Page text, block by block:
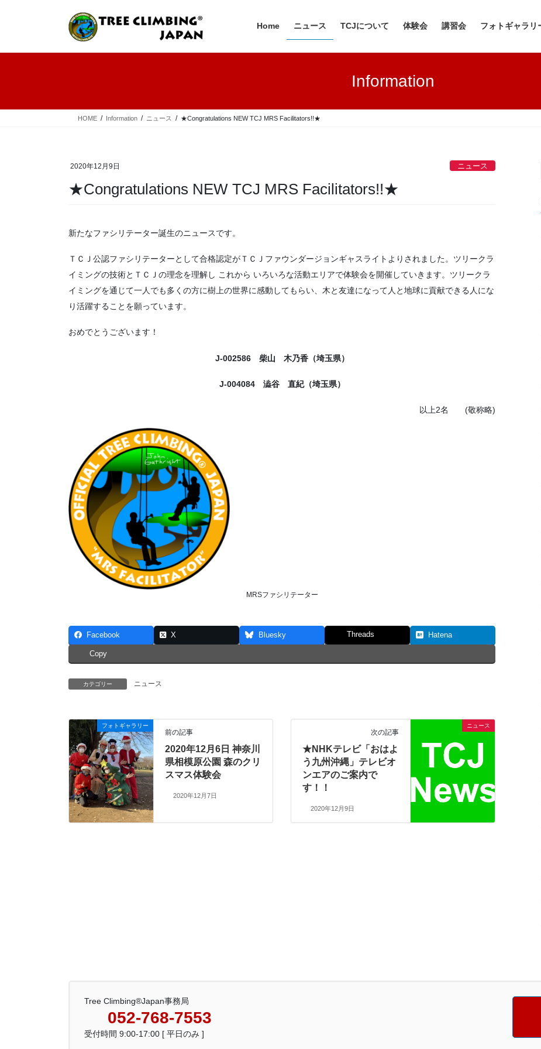
ツ
シ
Home ニュース TCJについて 体験会 講習会 フォトギャラリ
Information
HOME Information ニュース ★Congratulations NEW TCJ MRS Facilitators!!★
2020年12月9日 ニュース
★Congratulations NEW TCJ MRS Facilitators!!★
新たなファシリテーター誕生のニュースです。
ＴＣＪ公認ファシリテーターとして合格認定がＴＣＪファウンダージョンギャスライトよりされました。ツリークラ
イミングの技術とＴＣＪの理念を理解し これから いろいろな活動エリアで体験会を開催していきます。ツリークラ
イミングを通じて一人でも多くの方に樹上の世界に感動してもらい、木と友達になって人と地球に貢献できる人にな
り活躍することを願っています。
おめでとうございます！
J-002586 柴山 木乃香（埼玉県）
J-004084 澁谷 直紀（埼玉県）
以上2名 (敬称略)
MRSファシリテーター
Facebook X Bluesky Threads Hatena
Copy
カテゴリー ニュース
フォトギャラリー
前の記事
2020年12月6日 神奈川
県相模原公園 森のクリ
スマス体験会
2020年12月7日
ニュース
次の記事
★NHKテレビ「おはよ
う九州沖縄」テレビオ
ンエアのご案内で
す！！
2020年12月9日
Tree Climbing®Japan事務局
052-768-7553
受付時間 9:00-17:00 [ 平日のみ ]